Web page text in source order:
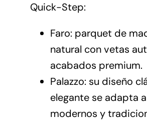
Quick-Step:
Faro: parquet de
natural con vetas
acabados premium.
Palazzo: su diseño
elegante se adapta
modernos y